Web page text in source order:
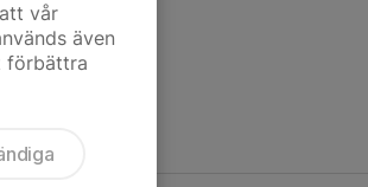
vår
även
förbättra